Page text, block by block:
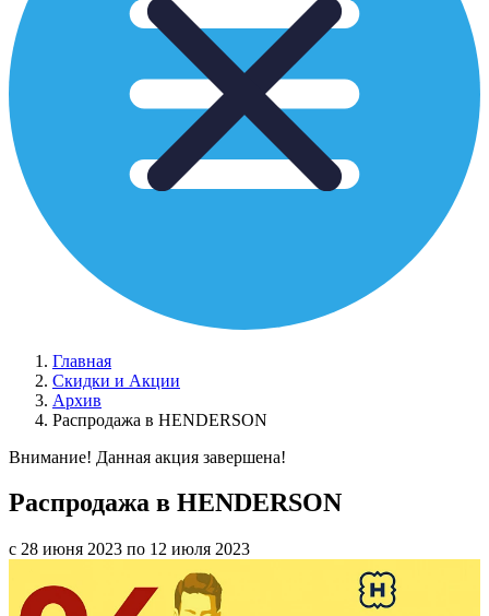
Главная
Скидки и Акции
Архив
Распродажа в HENDERSON
Внимание! Данная акция завершена!
Распродажа в HENDERSON
с 28 июня 2023 по 12 июля 2023